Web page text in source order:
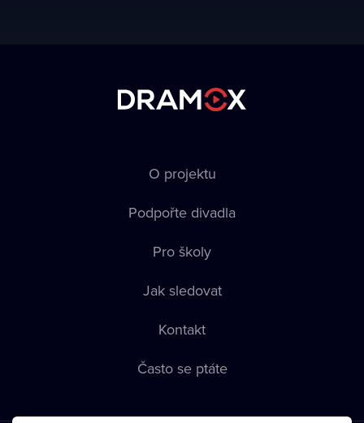
O projektu
Podpořte divadla
Pro školy
Jak sledovat
Kontakt
Často se ptáte